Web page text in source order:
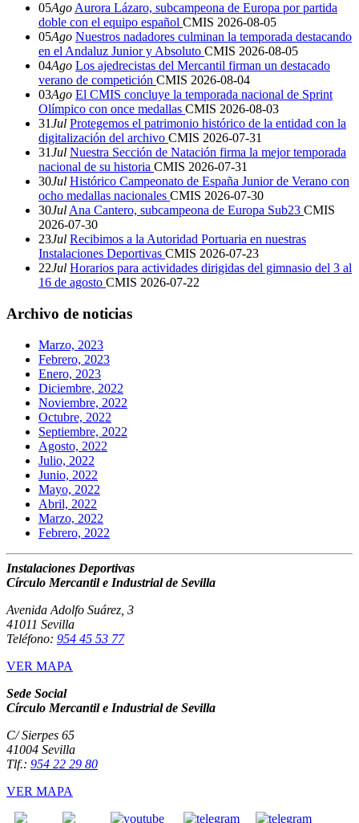
05Ago Aurora Lázaro, subcampeona de Europa por partida
doble con el equipo español CMIS 2026-08-05
05Ago Nuestros nadadores culminan la temporada destacando
en el Andaluz Junior y Absoluto CMIS 2026-08-05
04Ago Los ajedrecistas del Mercantil firman un destacado
verano de competición CMIS 2026-08-04
03Ago El CMIS concluye la temporada nacional de Sprint
Olímpico con once medallas CMIS 2026-08-03
31Jul Protegemos el patrimonio histórico de la entidad con la
digitalización del archivo CMIS 2026-07-31
31Jul Nuestra Sección de Natación firma la mejor temporada
nacional de su historia CMIS 2026-07-31
30Jul Histórico Campeonato de España Junior de Verano con
ocho medallas nacionales CMIS 2026-07-30
30Jul Ana Cantero, subcampeona de Europa Sub23 CMIS
2026-07-30
23Jul Recibimos a la Autoridad Portuaria en nuestras
Instalaciones Deportivas CMIS 2026-07-23
22Jul Horarios para actividades dirigidas del gimnasio del 3 al
16 de agosto CMIS 2026-07-22
Archivo de noticias
Marzo, 2023
Febrero, 2023
Enero, 2023
Diciembre, 2022
Noviembre, 2022
Octubre, 2022
Septiembre, 2022
Agosto, 2022
Julio, 2022
Junio, 2022
Mayo, 2022
Abril, 2022
Marzo, 2022
Febrero, 2022
Instalaciones Deportivas
Círculo Mercantil e Industrial de Sevilla
Avenida Adolfo Suárez, 3
41011 Sevilla
Teléfono: 954 45 53 77
VER MAPA
Sede Social
Círculo Mercantil e Industrial de Sevilla
C/ Sierpes 65
41004 Sevilla
Tlf.: 954 22 29 80
VER MAPA